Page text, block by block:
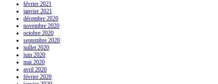
février 2021
janvier 2021
décembre 2020
novembre 2020
octobre 2020
septembre 2020
juillet 2020
juin 2020
mai 2020
avril 2020
février 2020